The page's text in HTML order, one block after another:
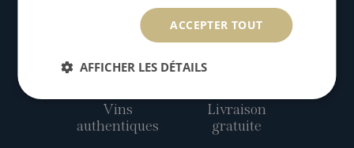
Vins
authentiques
Livraison
gratuite
ACCEPTER TOUT
AFFICHER LES DÉTAILS